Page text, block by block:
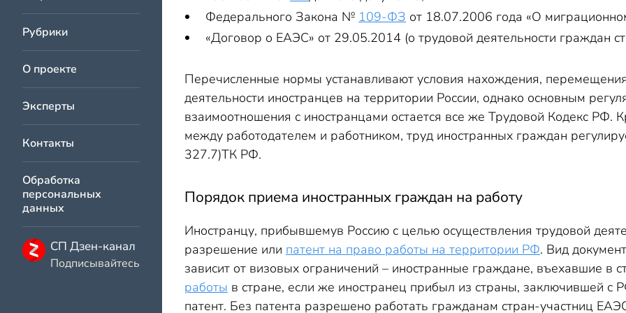
Рубрики
О проекте
Эксперты
Контакты
Обработка
персональных
данных
СП Дзен-канал
Подписывайтесь
Федерального Закона № 109-ФЗ от 18.07.2006 года «О
«Договор о ЕАЭС» от 29.05.2014 (о трудовой деятельности граждан
Перечисленные нормы устанавливают условия нахождения,
деятельности иностранцев на территории России, однако основным
взаимоотношения с иностранцами остается все же Трудовой Кодекс
между работодателем и работником, труд иностранных граждан
327.7)ТК РФ.
Порядок приема иностранных граждан на работу
Иностранцу, прибывшемув Россию с целью осуществления трудовой
разрешение или патент на право работы на территории РФ. Вид
зависит от визовых ограничений – иностранные граждане, въехавшие в
работы в стране, если же иностранец прибыл из страны, заключившей
патент. Без патента разрешено работать гражданам стран-участниц